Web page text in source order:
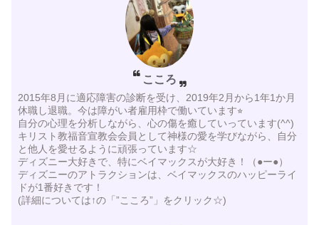
こころ
2015年8月に適応障害の診断を受け、2019年2月から1年1か月
休職し退職。今は障がい者雇用枠で働いています⭐︎
自分の心理を分析しながら、心の傷を癒していっています(^^)
キリスト教福音宣教会会員として神様の愛を学びながら、自分
と他人を愛せるように頑張っています☆
ディズニー大好きで、特にベイマックスが大好き！（●ー●）
ディズニーのアトラクションは、ベイマックスのハッピーライ
ドが1番好きです！
(詳細については↑の「”こころ”」をクリック☆)